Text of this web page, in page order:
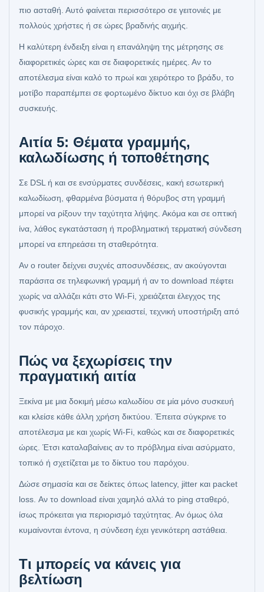
πιο ασταθή. Αυτό φαίνεται περισσότερο σε γειτονιές με
πολλούς χρήστες ή σε ώρες βραδινής αιχμής.
Η καλύτερη ένδειξη είναι η επανάληψη της μέτρησης σε
διαφορετικές ώρες και σε διαφορετικές ημέρες. Αν το
αποτέλεσμα είναι καλό το πρωί και χειρότερο το βράδυ, το
μοτίβο παραπέμπει σε φορτωμένο δίκτυο και όχι σε βλάβη
συσκευής.
Αιτία 5: Θέματα γραμμής,
καλωδίωσης ή τοποθέτησης
Σε DSL ή και σε ενσύρματες συνδέσεις, κακή εσωτερική
καλωδίωση, φθαρμένα βύσματα ή θόρυβος στη γραμμή
μπορεί να ρίξουν την ταχύτητα λήψης. Ακόμα και σε οπτική
ίνα, λάθος εγκατάσταση ή προβληματική τερματική σύνδεση
μπορεί να επηρεάσει τη σταθερότητα.
Αν ο router δείχνει συχνές αποσυνδέσεις, αν ακούγονται
παράσιτα σε τηλεφωνική γραμμή ή αν το download πέφτει
χωρίς να αλλάζει κάτι στο Wi‑Fi, χρειάζεται έλεγχος της
φυσικής γραμμής και, αν χρειαστεί, τεχνική υποστήριξη από
τον πάροχο.
Πώς να ξεχωρίσεις την
πραγματική αιτία
Ξεκίνα με μια δοκιμή μέσω καλωδίου σε μία μόνο συσκευή
και κλείσε κάθε άλλη χρήση δικτύου. Έπειτα σύγκρινε το
αποτέλεσμα με και χωρίς Wi‑Fi, καθώς και σε διαφορετικές
ώρες. Έτσι καταλαβαίνεις αν το πρόβλημα είναι ασύρματο,
τοπικό ή σχετίζεται με το δίκτυο του παρόχου.
Δώσε σημασία και σε δείκτες όπως latency, jitter και packet
loss. Αν το download είναι χαμηλό αλλά το ping σταθερό,
ίσως πρόκειται για περιορισμό ταχύτητας. Αν όμως όλα
κυμαίνονται έντονα, η σύνδεση έχει γενικότερη αστάθεια.
Τι μπορείς να κάνεις για
βελτίωση